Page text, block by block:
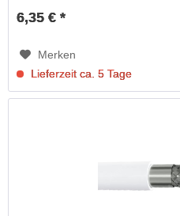
6,35 € *
Merken
Lieferzeit ca. 5 Tage